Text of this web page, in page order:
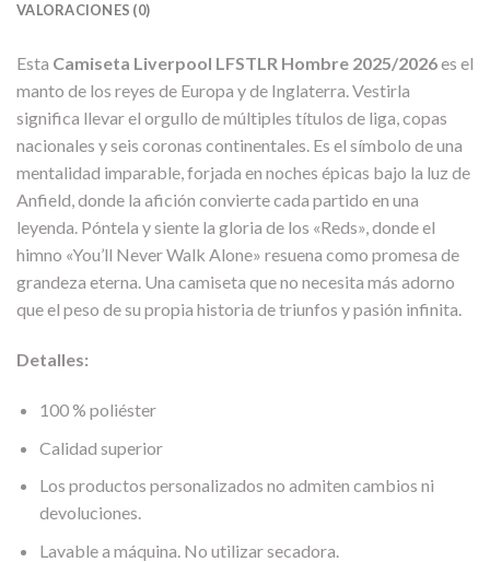
VALORACIONES (0)
Esta Camiseta Liverpool LFSTLR Hombre 2025/2026es el
manto de los reyes de Europa y de Inglaterra. Vestirla
significa llevar el orgullo de múltiples títulos de liga, copas
nacionales y seis coronas continentales. Es el símbolo de una
mentalidad imparable, forjada en noches épicas bajo la luz de
Anfield, donde la afición convierte cada partido en una
leyenda. Póntela y siente la gloria de los «Reds», donde el
himno «You’ll Never Walk Alone» resuena como promesa de
grandeza eterna. Una camiseta que no necesita más adorno
que el peso de su propia historia de triunfos y pasión infinita.
Detalles:
100 % poliéster
Calidad superior
Los productos personalizados no admiten cambios ni
devoluciones.
Lavable a máquina. No utilizar secadora.